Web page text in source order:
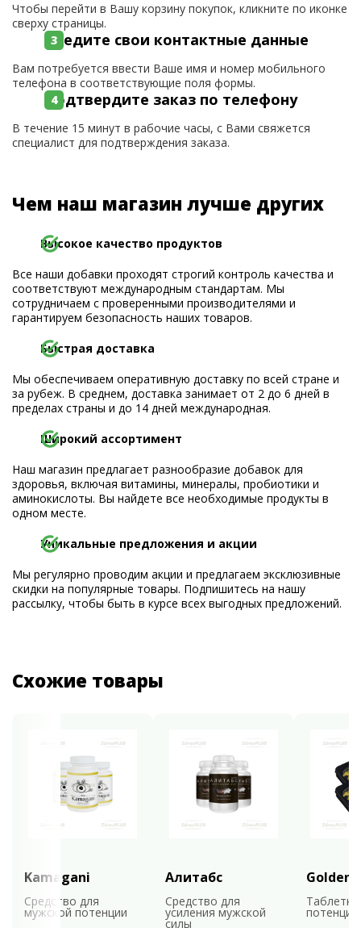
Чтобы перейти в Вашу корзину покупок, кликните по иконке
сверху страницы.
Введите свои контактные данные
Вам потребуется ввести Ваше имя и номер мобильного
телефона в соответствующие поля формы.
Подтвердите заказ по телефону
В течение 15 минут в рабочие часы, с Вами свяжется
специалист для подтверждения заказа.
Чем наш магазин лучше других
Высокое качество продуктов
Все наши добавки проходят строгий контроль качества и
соответствуют международным стандартам. Мы
сотрудничаем с проверенными производителями и
гарантируем безопасность наших товаров.
Быстрая доставка
Мы обеспечиваем оперативную доставку по всей стране и
за рубеж. В среднем, доставка занимает от 2 до 6 дней в
пределах страны и до 14 дней международная.
Широкий ассортимент
Наш магазин предлагает разнообразие добавок для
здоровья, включая витамины, минералы, пробиотики и
аминокислоты. Вы найдете все необходимые продукты в
одном месте.
Уникальные предложения и акции
Мы регулярно проводим акции и предлагаем эксклюзивные
скидки на популярные товары. Подпишитесь на нашу
рассылку, чтобы быть в курсе всех выгодных предложений.
Схожие товары
Kamagani
Средство для
мужской потенции
Алитабс
Средство для
усиления мужской
силы
Golden
потенции